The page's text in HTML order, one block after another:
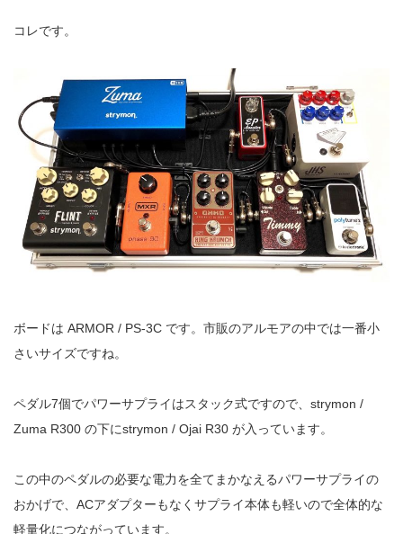
コレです。
ボードは ARMOR / PS-3C です。市販のアルモアの中では一番小
さいサイズですね。
ペダル7個でパワーサプライはスタック式ですので、strymon /
Zuma R300 の下にstrymon / Ojai R30 が入っています。
この中のペダルの必要な電力を全てまかなえるパワーサプライの
おかげで、ACアダプターもなくサプライ本体も軽いので全体的な
軽量化につながっています。